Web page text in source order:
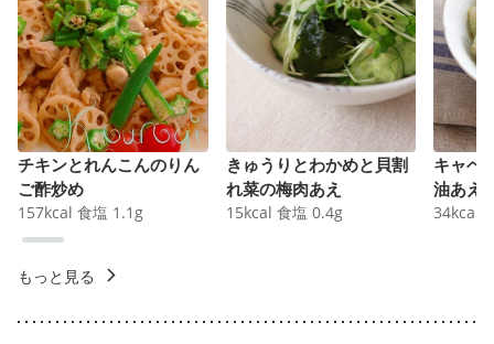
チキンとれんこんのりん
ご酢炒め
157kcal 食塩 1.1 g
きゅうりとわかめと貝割
れ菜の梅肉あえ
15kcal 食塩 0.4g
キャベ
油あえ
34kcal
もっと見る